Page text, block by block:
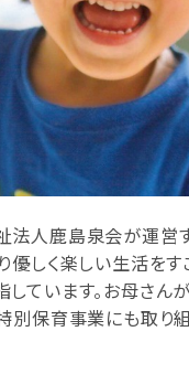
法人鹿島泉会が運営
優しく楽しい生活をす
ています。お母さん
別保育事業にも取り